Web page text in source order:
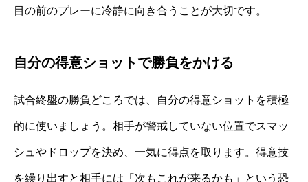
目の前のプレーに冷静に向き合うことが大切です。
自分の得意ショットで勝負をかける
試合終盤の勝負どころでは、自分の得意ショットを積極
的に使いましょう。相手が警戒していない位置でスマッ
シュやドロップを決め、一気に得点を取ります。得意技
を繰り出すと相手には「次もこれが来るかも」という恐